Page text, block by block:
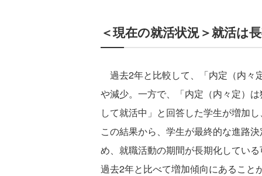
＜現在の就活状況＞就活は
過去2年と比較して、「内定（内々
や減少。一方で、「内定（内々定）
して就活中」と回答した学生が増加
この結果から、学生が最終的な進路
め、就職活動の期間が長期化してい
過去2年と比べて増加傾向にあること